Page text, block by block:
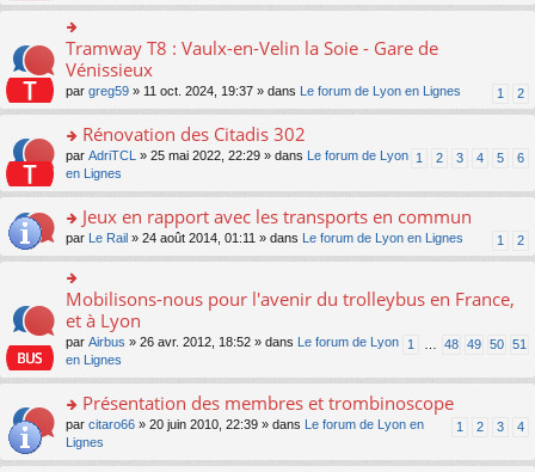
s
ult
er
le
m
e
s
s
g
o
n
lu
le
pl
u
s
ré
c
e
nt
o
n
ult
er
le
m
e
s
a
g
e
n
o
n
le
u
s
ré
c
e
Tramway T8 : Vaulx-en-Velin la Soie - Gare de
Vénissieux
1 2
par greg59 » 11 oct. 2024, 19:37 » dans Le forum de Lyon en Lignes
o
n
s
er
le
m
e
s
s
g
o
n
lu
le
Rénovation des Citadis 302
1 2 3 4 5 6
par AdriTCL » 25 mai 2022, 22:29 » dans
Le forum de Lyon
en Lignes
o
n
s
ult
er
le
m
e
s
s
g
Jeux en rapport avec les transports en commun
1 2
par Le Rail » 24 août 2014, 01:11 » dans Le forum de Lyon en Lignes
o
n
ult
le
m
e
s
s
Mobilisons-nous pour l'avenir du trolleybus en France,
et à Lyon
1 48 49 50 51
par Airbus » 26 avr. 2012, 18:52 » dans
Le forum de Lyon
en Lignes
o
s
Présentation des membres et trombinoscope
1 2 3 4
par citaro66 » 20 juin 2010, 22:39 » dans
Le forum de Lyon en
Lignes